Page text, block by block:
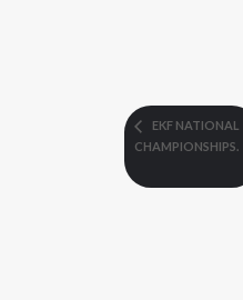
EKF NATIONAL
CHAMPIONSHIPS.